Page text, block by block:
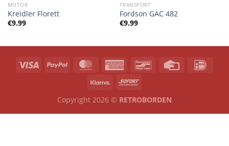
MOTOR
Kreidler Florett
€9.99
TRANSPORT
Fordson GAC 482
€9.99
Copyright 2026 © RETROBORDEN